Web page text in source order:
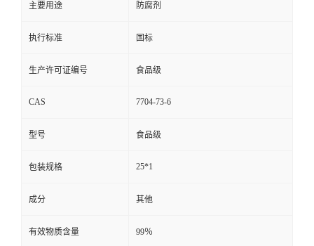
主要用途 防腐剂
执行标准 国标
生产许可证编号 食品级
CAS 7704-73-6
型号 食品级
包装规格 25*1
成分 其他
有效物质含量 99％